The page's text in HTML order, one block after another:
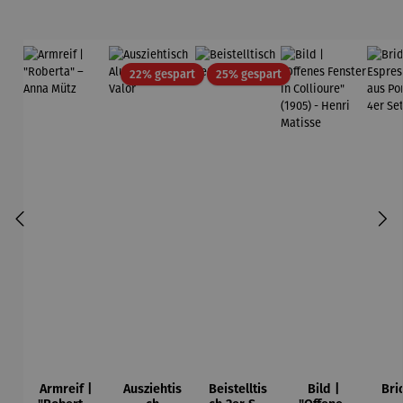
Armreif |
22% gespartRabatt
Ausziehtis
25% gespartRabatt
Beistelltis
Bild |